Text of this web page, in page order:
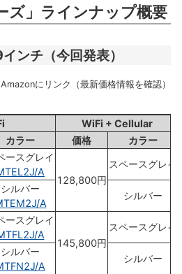
ズ」ラインナップ概要
ンチ（今回発表）
にリンク（最新価格情報を確認）
WiFi + Cellular
カラー 価格 カラー
ースグレイ
A
128,800円
スペースグレイ
シルバー
A
シルバー
ースグレイ
A
145,800円
スペースグレイ
シルバー
A
シルバー